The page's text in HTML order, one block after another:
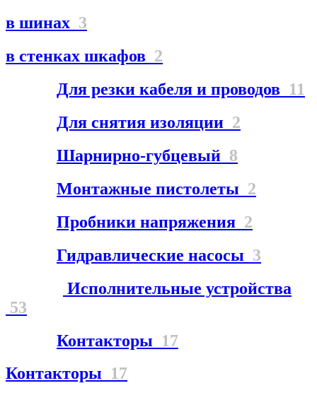
в шинах 3
в стенках шкафов 2
Для резки кабеля и проводов 11
Для снятия изоляции 2
Шарнирно-губцевый 8
Монтажные пистолеты 2
Пробники напряжения 2
Гидравлические насосы 3
Исполнительные устройства
53
Контакторы 17
Контакторы 17